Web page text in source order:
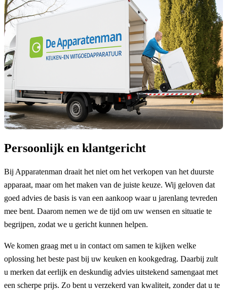
Persoonlijk en klantgericht
Bij Apparatenman draait het niet om het verkopen van het duurste
apparaat, maar om het maken van de juiste keuze. Wij geloven dat
goed advies de basis is van een aankoop waar u jarenlang tevreden
mee bent. Daarom nemen we de tijd om uw wensen en situatie te
begrijpen, zodat we u gericht kunnen helpen.
We komen graag met u in contact om samen te kijken welke
oplossing het beste past bij uw keuken en kookgedrag. Daarbij zult
u merken dat eerlijk en deskundig advies uitstekend samengaat met
een scherpe prijs. Zo bent u verzekerd van kwaliteit, zonder dat u te